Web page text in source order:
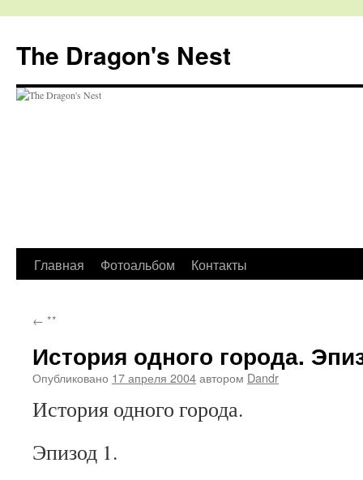
The Dragon's Nest
Перейти
содержимому
Главная Фотоальбом Контакты
← **
История одного города.
Опубликовано 17 апреля 2004автором Dandr
История одного города.
Эпизод 1.